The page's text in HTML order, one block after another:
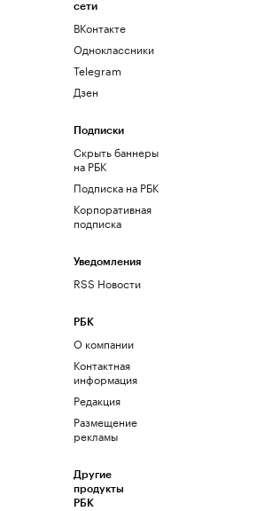
сети
ВКонтакте
Одноклассники
Telegram
Дзен
Подписки
Скрыть баннеры
на РБК
Подписка на РБК
Корпоративная
подписка
Уведомления
RSS Новости
РБК
О компании
Контактная
информация
Редакция
Размещение
рекламы
Другие
продукты
РБК